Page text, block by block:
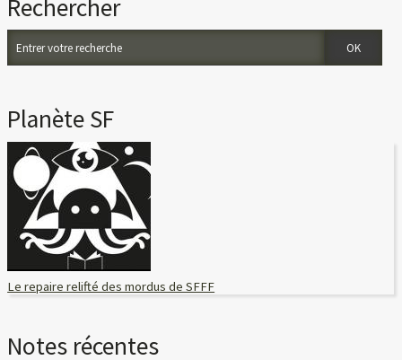
Rechercher
Planète SF
Le repaire relifté des mordus de SFFF
Notes récentes